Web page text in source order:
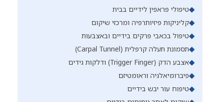
◆טיפולי פראפין לידיים בבית
◆קליניקות פיזיותרפיה ומרכזי שיקום
◆טיפול בכאבי פרקים בידיים ובאצבעות
◆תסמונת תעלה קרפלית (Carpal Tunnel)
◆אצבע הדק (Trigger Finger) ודלקות גידים
◆פיברומיאלגיה וראומטיזם
◆טיפוח עור יבש בידיים